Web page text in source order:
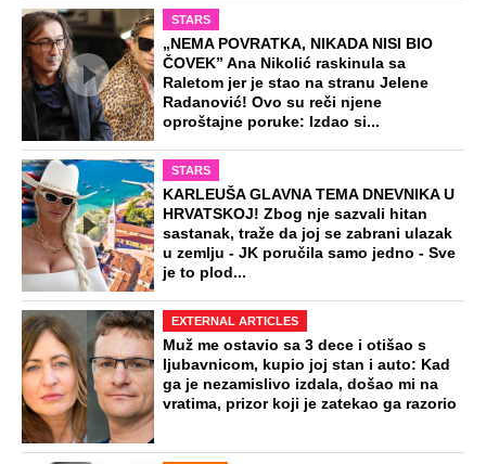
STARS
„NEMA POVRATKA, NIKADA NISI BIO
ČOVEK” Ana Nikolić raskinula sa
Raletom jer je stao na stranu Jelene
Radanović! Ovo su reči njene
oproštajne poruke: Izdao si...
STARS
KARLEUŠA GLAVNA TEMA DNEVNIKA U
HRVATSKOJ! Zbog nje sazvali hitan
sastanak, traže da joj se zabrani ulazak
u zemlju - JK poručila samo jedno - Sve
je to plod...
EXTERNAL ARTICLES
Muž me ostavio sa 3 dece i otišao s
ljubavnicom, kupio joj stan i auto: Kad
ga je nezamislivo izdala, došao mi na
vratima, prizor koji je zatekao ga razorio